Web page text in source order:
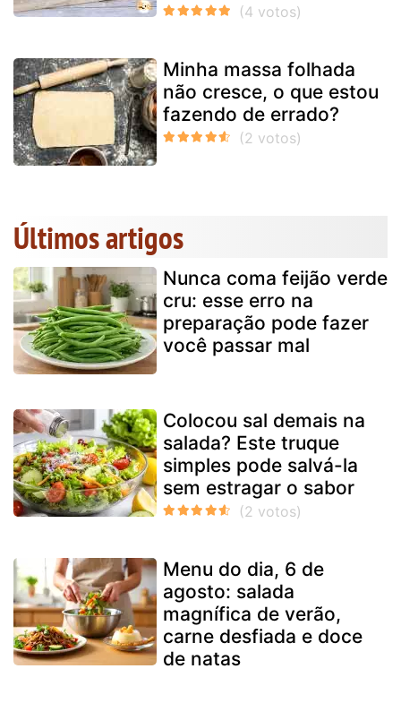
Minha massa folhada
não cresce, o que estou
fazendo de errado?
Últimos artigos
Nunca coma feijão verde
cru: esse erro na
preparação pode fazer
você passar mal
Colocou sal demais na
salada? Este truque
simples pode salvá-la
sem estragar o sabor
Menu do dia, 6 de
agosto: salada
magnífica de verão,
carne desfiada e doce
de natas